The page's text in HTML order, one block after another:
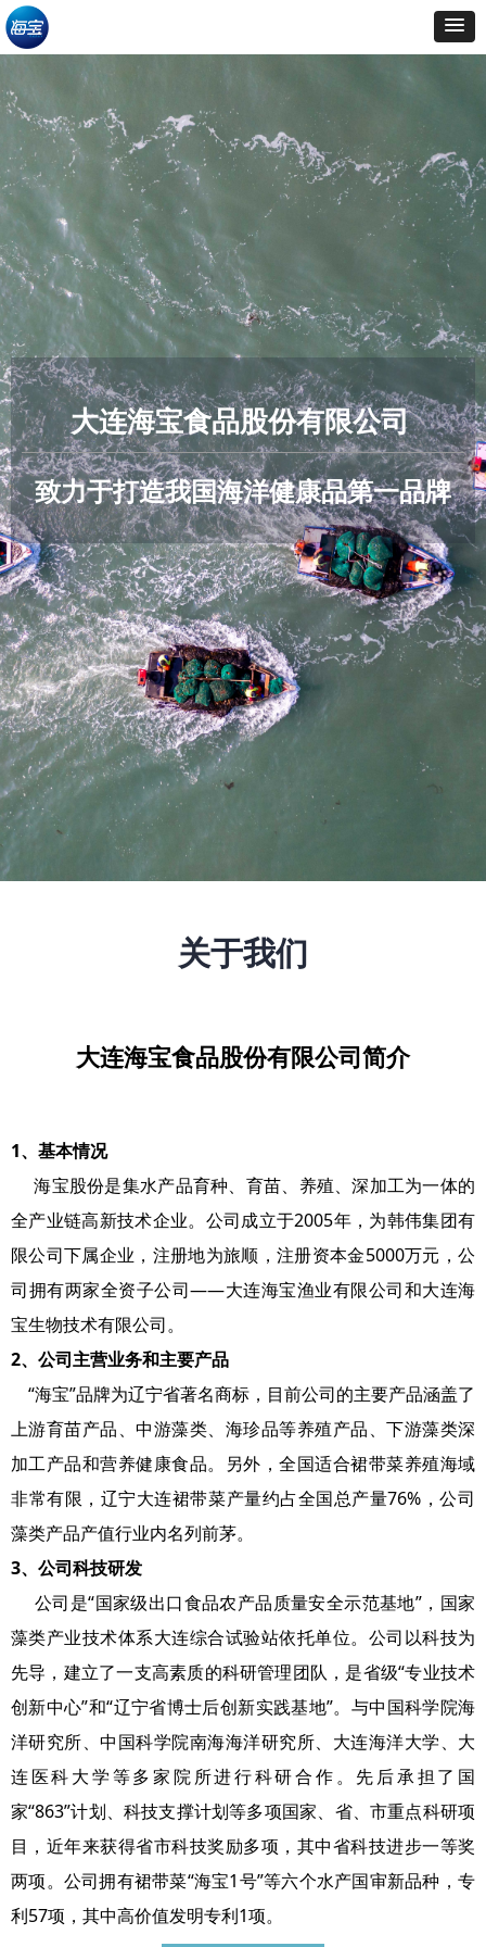
大连海宝食品股份有限公司
致力于打造我国海洋健康品第一品牌
大连海宝食品股份有限公司简介
1、基本情况
海宝股份是集水产品育种、育苗、养殖、深加工为一体的
全产业链高新技术企业。公司成立于2005年，为韩伟集团有
限公司下属企业，注册地为旅顺，注册资本金5000万元，公
司拥有两家全资子公司——大连海宝渔业有限公司和大连海
宝生物技术有限公司。
2、公司主营业务和主要产品
“海宝”品牌为辽宁省著名商标，目前公司的主要产品涵盖了
上游育苗产品、中游藻类、海珍品等养殖产品、下游藻类深
加工产品和营养健康食品。另外，全国适合裙带菜养殖海域
非常有限，辽宁大连裙带菜产量约占全国总产量76%，公司
藻类产品产值行业内名列前茅。
3、公司科技研发
公司是“国家级出口食品农产品质量安全示范基地”，国家
藻类产业技术体系大连综合试验站依托单位。公司以科技为
先导，建立了一支高素质的科研管理团队，是省级“专业技术
创新中心”和“辽宁省博士后创新实践基地”。与中国科学院海
洋研究所、中国科学院南海海洋研究所、大连海洋大学、大
连医科大学等多家院所进行科研合作。先后承担了国
家“863”计划、科技支撑计划等多项国家、省、市重点科研项
目，近年来获得省市科技奖励多项，其中省科技进步一等奖
两项。公司拥有裙带菜“海宝1号”等六个水产国审新品种，专
利57项，其中高价值发明专利1项。
关于我们